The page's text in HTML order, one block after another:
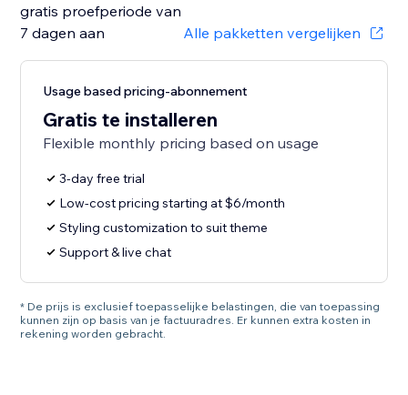
gratis proefperiode van
7 dagen aan
Alle pakketten vergelijken
Usage based pricing-abonnement
Gratis te installeren
Flexible monthly pricing based on usage
3-day free trial
Low-cost pricing starting at $6/month
Styling customization to suit theme
Support & live chat
* De prijs is exclusief toepasselijke belastingen, die van toepassing
kunnen zijn op basis van je factuuradres. Er kunnen extra kosten in
rekening worden gebracht.